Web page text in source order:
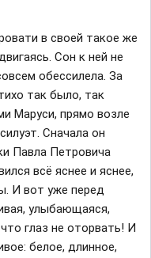
в своей такое же
Сон к ней не
обессилела. За
так было, так
Маруси, прямо возле
Сначала он
Павла Петровича
всё яснее и яснее,
И вот уже перед
улыбающаяся,
глаз не оторвать! И
белое, длинное,